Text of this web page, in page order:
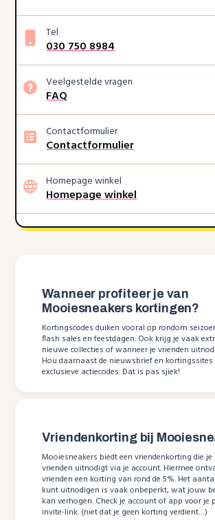
Tel
030 750 8984
Veelgestelde vragen
FAQ
Contactformulier
Contactformulier
Homepage winkel
Homepage winkel
Wanneer profiteer je van
Mooiesneakers kortingen?
Kortingscodes duiken vooral op rondom
flash sales en feestdagen. Ook krijg je vaak
nieuwe collecties of wanneer je vrienden
Hou daarnaast de nieuwsbrief en
exclusieve actiecodes. Dat is pas sjiek!
Vriendenkorting bij
Mooiesneakers biedt een vriendenkorting die
vrienden uitnodigt via je account. Hiermee
vrienden een korting van rond de 5%. Het
kunt uitnodigen is vaak onbeperkt, wat jouw
kan verhogen. Check je account of app voor je
invite-link. (niet dat je geen korting verdient…)